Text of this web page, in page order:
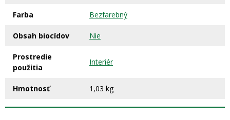
Farba Bezfarebný
Obsah biocídov Nie
Prostredie
použitia
Interiér
Hmotnosť 1,03 kg